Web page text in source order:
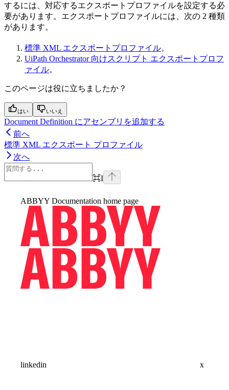
するには、対応するエクスポートプロファイルを設定する必
要があります。エクスポートプロファイルには、次の 2 種類
があります。
標準 XML エクスポートプロファイル。
UiPath Orchestrator 向けスクリプト エクスポートプロフ
ァイル。
このページは役に立ちましたか？
はい いいえ
Document Definition にアセンブリを追加する
前へ
標準 XML エクスポート プロファイル
次へ
⌘I
ABBYY Documentation home page
linkedin x